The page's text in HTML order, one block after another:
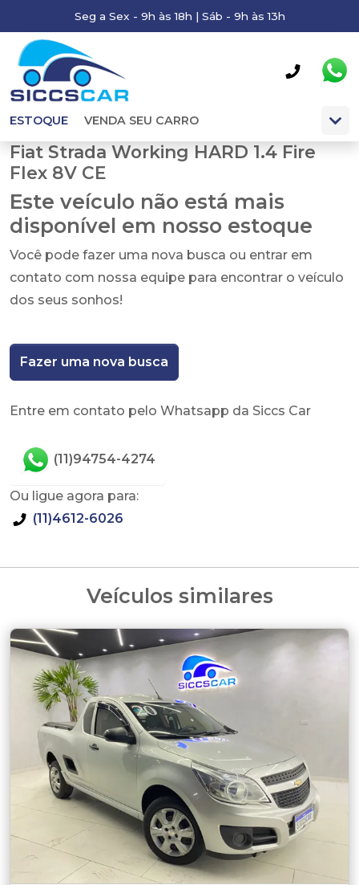
Seg a Sex - 9h às 18h | Sáb - 9h às 13h
ESTOQUE VENDA SEU CARRO
Fiat Strada Working HARD 1.4 Fire
Flex 8V CE
Este veículo não está mais
disponível em nosso estoque
Você pode fazer uma nova busca ou entrar em
contato com nossa equipe para encontrar o veículo
dos seus sonhos!
Fazer uma nova busca
Entre em contato pelo Whatsapp da Siccs Car
(11)94754-4274
Ou ligue agora para:
(11)4612-6026
Veículos similares